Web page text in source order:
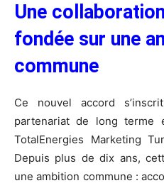
Une
fondée sur une
commune
Ce nouvel accord
partenariat de long terme
TotalEnergies Marketing
Depuis plus de dix ans,
une ambition commune :